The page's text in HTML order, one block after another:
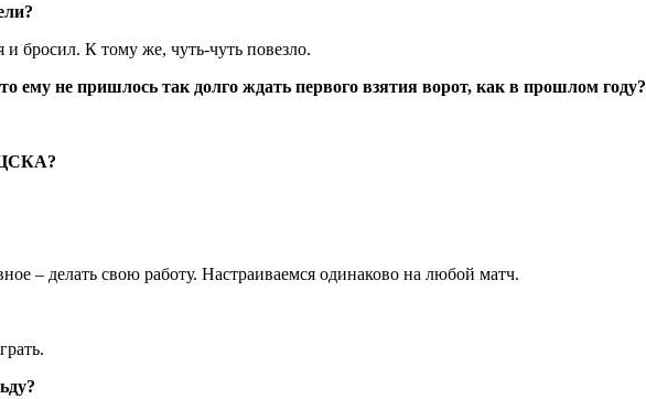
и бросил. К тому же, чуть-чуть повезло.
ему не пришлось так долго ждать первого взятия ворот, как в прошлом году?
ЦСКА?
– делать свою работу. Настраиваемся одинаково на любой матч.